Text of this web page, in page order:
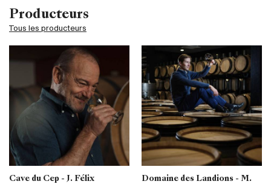
Producteurs
Tous les producteurs
Cave du Cep - J. Félix
Domaine des Landions - M.